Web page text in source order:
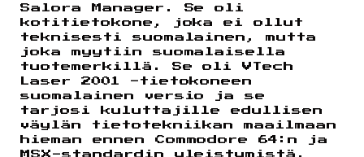
Salora Manager. Se oli
kotitietokone, joka ei ollut
teknisesti suomalainen, mutta
joka myytiin suomalaisella
tuotemerkillä. Se oli VTech
Laser 2001 -tietokoneen
suomalainen versio ja se
tarjosi kuluttajille edullisen
väylän tietotekniikan maailmaan
hieman ennen Commodore 64:n ja
MSX-standardin yleistymistä.